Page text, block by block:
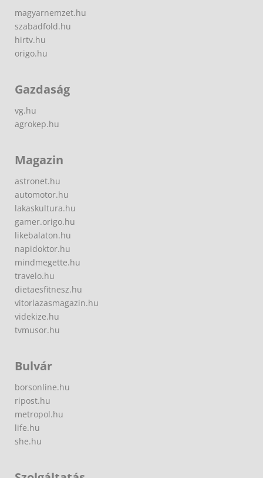
magyarnemzet.hu
szabadfold.hu
hirtv.hu
origo.hu
Gazdaság
vg.hu
agrokep.hu
Magazin
astronet.hu
automotor.hu
lakaskultura.hu
gamer.origo.hu
likebalaton.hu
napidoktor.hu
mindmegette.hu
travelo.hu
dietaesfitnesz.hu
vitorlazasmagazin.hu
videkize.hu
tvmusor.hu
Bulvár
borsonline.hu
ripost.hu
metropol.hu
life.hu
she.hu